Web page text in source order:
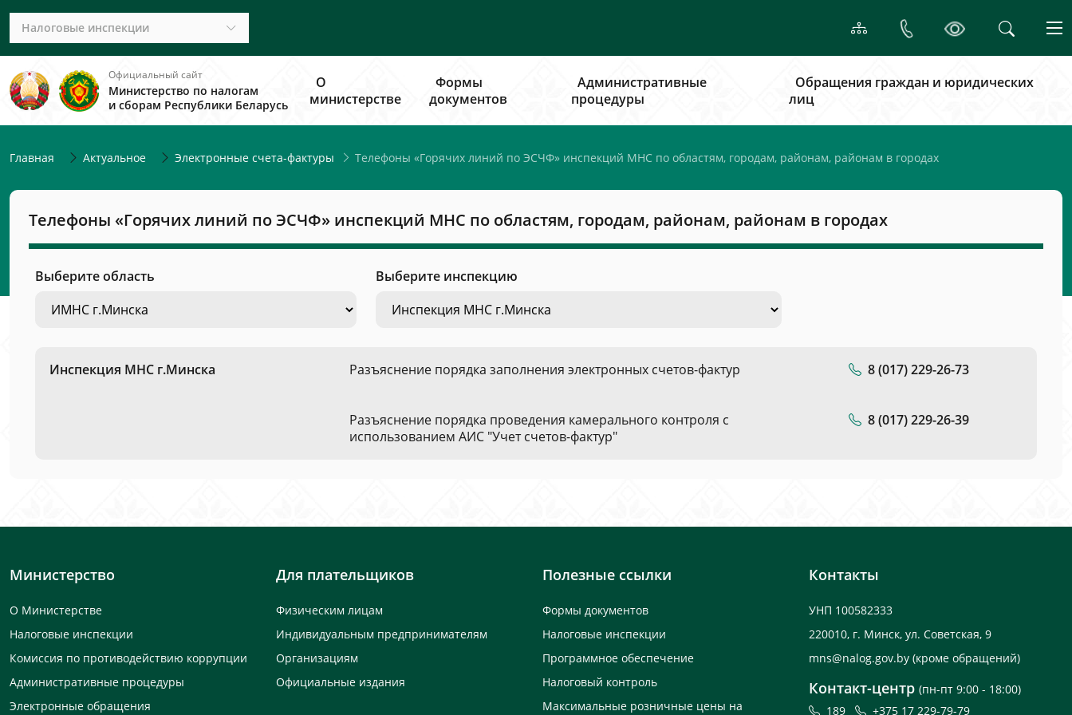
Налоговые инспекции
Официальный сайт
Министерство по налогам
и сборам Республики Беларусь
О
министерстве
Формы
документов
Административные
процедуры
Обращения граждан и юридических
лиц
Главная Актуальное Электронные счета-фактуры Телефоны «Горячих линий по ЭСЧФ» инспекций МНС по областям, городам, районам, районам в городах
Телефоны «Горячих линий по ЭСЧФ» инспекций МНС по областям, городам, районам, районам в городах
Выберите область Выберите инспекцию
Инспекция МНС г.Минска Разъяснение порядка заполнения электронных счетов-фактур 8 (017) 229-26-73
Разъяснение порядка проведения камерального контроля с
использованием АИС "Учет счетов-фактур"
8 (017) 229-26-39
Министерство
О Министерстве
Налоговые инспекции
Комиссия по противодействию коррупции
Административные процедуры
Электронные обращения
Для плательщиков
Физическим лицам
Индивидуальным предпринимателям
Организациям
Официальные издания
Полезные ссылки
Формы документов
Налоговые инспекции
Программное обеспечение
Налоговый контроль
Максимальные розничные цены на
Контакты
УНП 100582333
220010, г. Минск, ул. Советская, 9
mns@nalog.gov.by (кроме обращений)
Контакт-центр (пн-пт 9:00 - 18:00)
189
+375 17 229-79-79